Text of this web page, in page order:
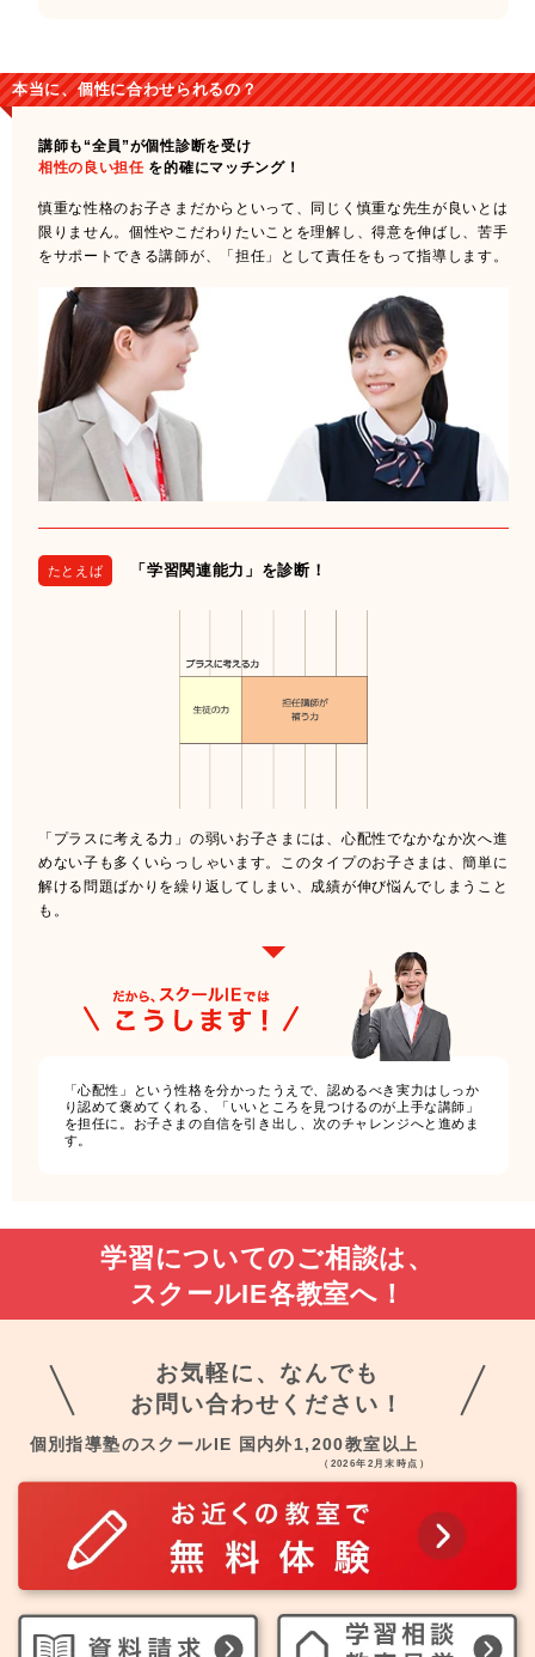
本当に、個性に合わせられるの？
講師も“全員”が個性診断を受け
相性の良い担任 を的確にマッチング！
慎重な性格のお子さまだからといって、同じく慎重な先生が良いとは
限りません。個性やこだわりたいことを理解し、得意を伸ばし、苦手
をサポートできる講師が、「担任」として責任をもって指導します。
たとえば 「学習関連能力」を診断！
「プラスに考える力」の弱いお子さまには、心配性でなかなか次へ進
めない子も多くいらっしゃいます。このタイプのお子さまは、簡単に
解ける問題ばかりを繰り返してしまい、成績が伸び悩んでしまうこと
も。
「心配性」という性格を分かったうえで、認めるべき実力はしっか
り認めて褒めてくれる、「いいところを見つけるのが上手な講師」
を担任に。お子さまの自信を引き出し、次のチャレンジへと進めま
す。
学習についてのご相談は、
スクールIE各教室へ！
お気軽に、なんでも
お問い合わせください！
個別指導塾のスクールIE 国内外1,200教室以上
（2026年2月末時点）